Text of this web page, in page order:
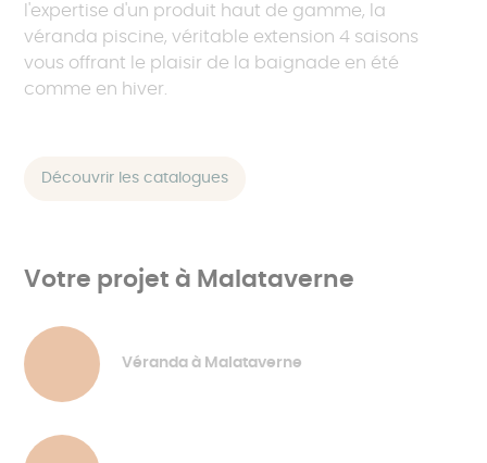
l'expertise d'un produit haut de gamme, la
véranda piscine, véritable extension 4 saisons
vous offrant le plaisir de la baignade en été
comme en hiver.
Découvrir les catalogues
Votre projet à Malataverne
Véranda à Malataverne